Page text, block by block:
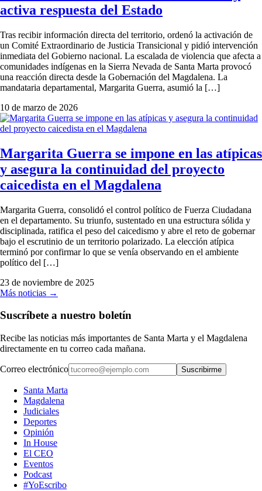
activa respuesta del Estado
Tras recibir información directa del territorio, ordenó la activación de
un Comité Extraordinario de Justicia Transicional y pidió intervención
inmediata del Gobierno nacional. La escalada de violencia que afecta a
comunidades indígenas en la Sierra Nevada de Santa Marta provocó
una reacción directa desde la Gobernación del Magdalena. La
mandataria departamental, Margarita Guerra, asumió la […]
10 de marzo de 2026
Margarita Guerra se impone en las atípicas
y asegura la continuidad del proyecto
caicedista en el Magdalena
Margarita Guerra, consolidó el control político de Fuerza Ciudadana
en el departamento. Su triunfo, sustentado en una estructura sólida y
disciplinada, ratifica el peso del caicedismo y abre el reto de gobernar
bajo el escrutinio de un territorio polarizado. La elección atípica
terminó por confirmar lo que se venía observando en el ambiente
político del […]
23 de noviembre de 2025
Más noticias →
Suscríbete a nuestro boletín
Recibe las noticias más importantes de Santa Marta y el Magdalena
directamente en tu correo cada mañana.
Correo electrónico Suscribirme
Santa Marta
Magdalena
Judiciales
Deportes
Opinión
In House
El CEO
Eventos
Podcast
#YoEscribo